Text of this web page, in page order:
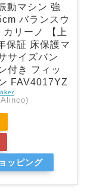
動マシン 強
バランスウ
カリーノ 【上
保証 床保護マ
サイズバン
付き フィッ
FAV4017YZ
ッピング